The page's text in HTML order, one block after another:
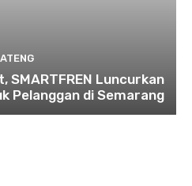
SMARTFREN Luncurkan
Pelanggan di Semarang